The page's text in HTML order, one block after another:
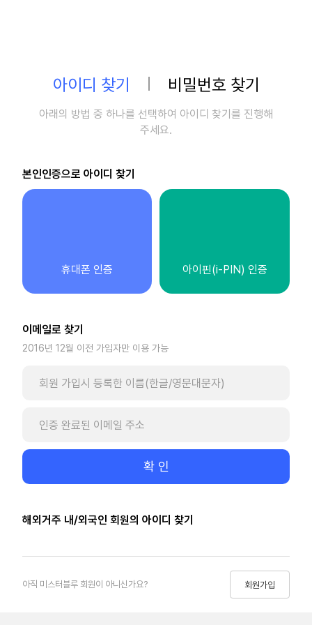
아이디 찾기 비밀번호 찾기
아래의 방법 중 하나를 선택하여 아이디 찾기를 진행해
주세요.
본인인증으로 아이디 찾기
휴대폰 인증 아이핀(i-PIN) 인증
이메일로 찾기
2016년 12월 이전 가입자만 이용 가능
확 인
해외거주 내/외국인 회원의 아이디 찾기
아직 미스터블루 회원이 아니신가요? 회원가입